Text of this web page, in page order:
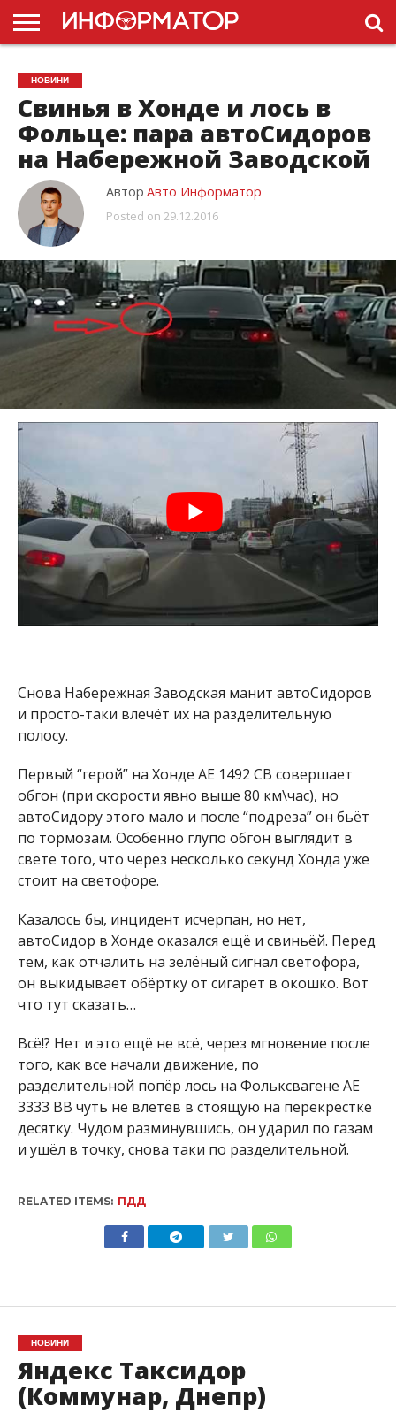
ГОЛОВНА
НОВИНИ
ПДР
УКРАЇНИ
РЕКЛАМА
ПРОЕКТЫ
НОВИНИ
Свинья в Хонде и лось в
Фольце: пара автоСидоров
на Набережной Заводской
Автор Авто Информатор
Posted on 29.12.2016
Снова Набережная Заводская манит автоСидоров
и просто-таки влечёт их на разделительную
полосу.
Первый “герой” на Хонде АЕ 1492 СВ совершает
обгон (при скорости явно выше 80 км\час), но
автоСидору этого мало и после “подреза” он бьёт
по тормозам. Особенно глупо обгон выглядит в
свете того, что через несколько секунд Хонда уже
стоит на светофоре.
Казалось бы, инцидент исчерпан, но нет,
автоСидор в Хонде оказался ещё и свиньёй. Перед
тем, как отчалить на зелёный сигнал светофора,
он выкидывает обёртку от сигарет в окошко. Вот
что тут сказать…
Всё!? Нет и это ещё не всё, через мгновение после
того, как все начали движение, по
разделительной попёр лось на Фольксвагене АЕ
3333 ВВ чуть не влетев в стоящую на перекрёстке
десятку. Чудом разминувшись, он ударил по газам
и ушёл в точку, снова таки по разделительной.
RELATED ITEMS: ПДД
НОВИНИ
Яндекс Таксидор
(Коммунар, Днепр)